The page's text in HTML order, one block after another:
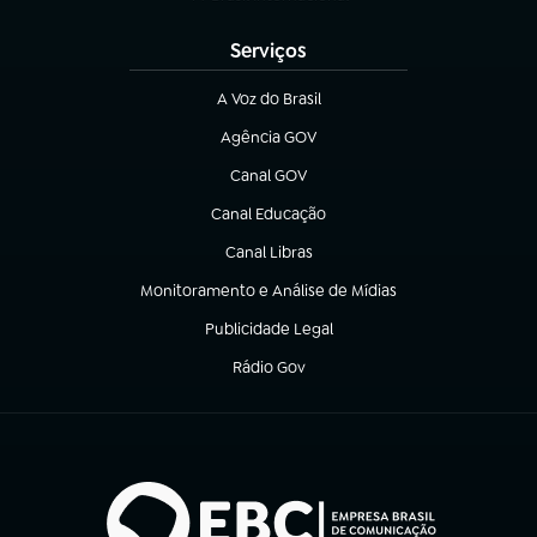
Serviços
A Voz do Brasil
(abre em nova aba)
Agência GOV
(abre em nova aba)
Canal GOV
(abre em nova aba)
Canal Educação
(abre em nova aba)
Canal Libras
(abre em nova aba)
Monitoramento e Análise de Mídias
(abre em nova aba)
Publicidade Legal
(abre em nova aba)
Rádio Gov
(abre em nova aba)